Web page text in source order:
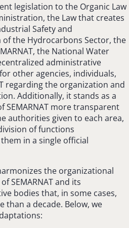
legislation to the Organic Law
the Law that creates
Safety and
the Hydrocarbons Sector, the
the National Water
administrative
other agencies, individuals,
regarding the organization and
Additionally, it stands as a
SEMARNAT more transparent
authorities given to each area,
of functions
in a single official
the organizational
SEMARNAT and its
bodies that, in some cases,
than a decade. Below, we